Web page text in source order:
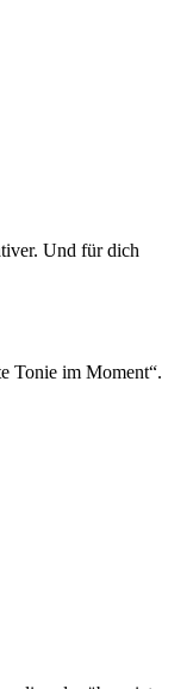
Und für dich
Tonie im Moment“.